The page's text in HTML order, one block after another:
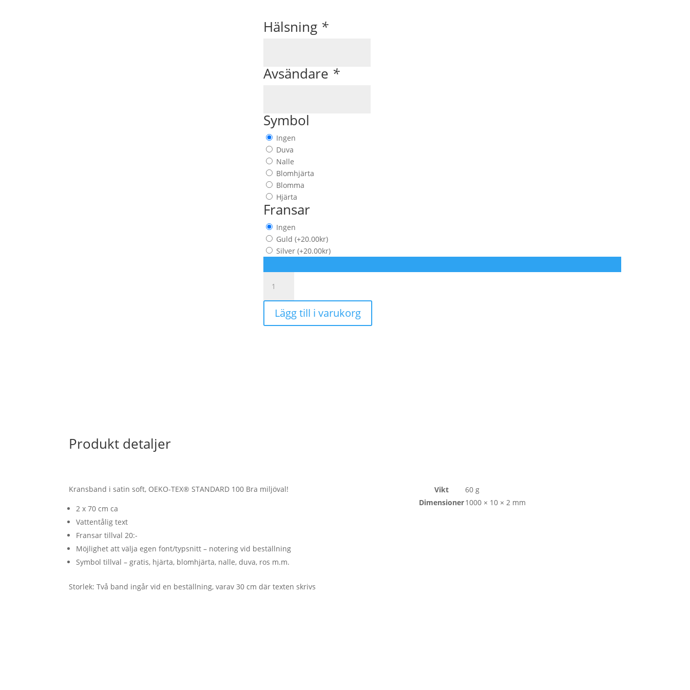
Hälsning *
Avsändare *
Symbol
Ingen
Duva
Nalle
Blomhjärta
Blomma
Hjärta
Fransar
Ingen
Guld (+20.00kr)
Silver (+20.00kr)
Guld
mängd
Lägg till i varukorg
Produkt detaljer
Kransband i satin soft, OEKO-TEX® STANDARD 100 Bra miljöval!
2 x 70 cm ca
Vattentålig text
Fransar tillval 20:-
Möjlighet att välja egen font/typsnitt – notering vid beställning
Symbol tillval – gratis, hjärta, blomhjärta, nalle, duva, ros m.m.
Storlek: Två band ingår vid en beställning, varav 30 cm där texten skrivs
Vikt
60 g
Dimensioner1000 × 10 × 2 mm